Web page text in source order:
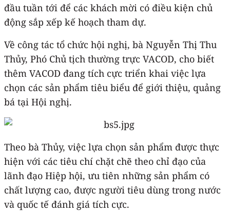
đầu tuần tới để các khách mời có điều kiện chủ
động sắp xếp kế hoạch tham dự.
Về công tác tổ chức hội nghị, bà Nguyễn Thị Thu
Thủy, Phó Chủ tịch thường trực VACOD, cho biết
thêm VACOD đang tích cực triển khai việc lựa
chọn các sản phẩm tiêu biểu để giới thiệu, quảng
bá tại Hội nghị.
Theo bà Thủy, việc lựa chọn sản phẩm được thực
hiện với các tiêu chí chặt chẽ theo chỉ đạo của
lãnh đạo Hiệp hội, ưu tiên những sản phẩm có
chất lượng cao, được người tiêu dùng trong nước
và quốc tế đánh giá tích cực.